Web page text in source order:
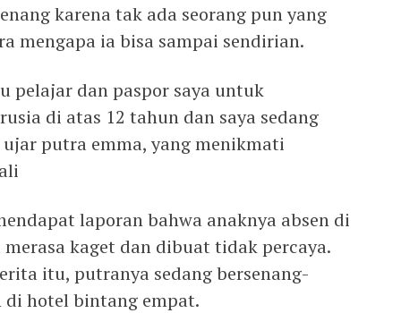
karena tak ada seorang pun yang
mengapa ia bisa sampai sendirian.
pelajar dan paspor saya untuk
di atas 12 tahun dan saya sedang
putra emma, yang menikmati
laporan bahwa anaknya absen di
kaget dan dibuat tidak percaya.
itu, putranya sedang bersenang-
hotel bintang empat.